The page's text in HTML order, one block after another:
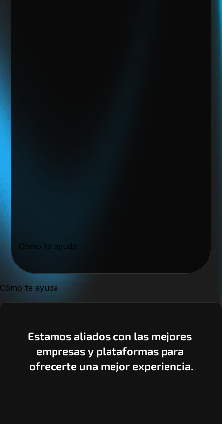
Cómo te ayuda
Cómo te ayuda
Estamos aliados con las mejores
empresas y plataformas para
ofrecerte una mejor experiencia.